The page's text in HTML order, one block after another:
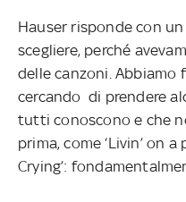
Hauser risponde con
scegliere, perché
delle canzoni. Abbiamo
cercando di prendere
tutti conoscono e che
prima, come ‘Livin’ on a
Crying’: